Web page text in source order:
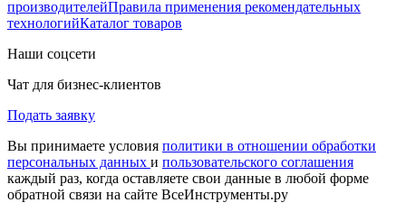
производителейПравила применения рекомендательных
технологийКаталог товаров
Наши соцсети
Чат для бизнес-клиентов
Подать заявку
Вы принимаете условия политики в отношении обработки
персональных данных и пользовательского соглашения
каждый раз, когда оставляете свои данные в любой форме
обратной связи на сайте ВсеИнструменты.ру